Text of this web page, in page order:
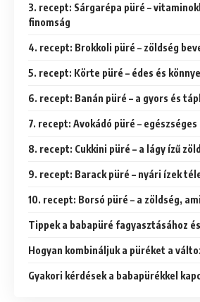
3. recept: Sárgarépa püré –
finomság
4. recept: Brokkoli püré – zöldség
5. recept: Körte püré – édes és
6. recept: Banán püré – a gyors és
7. recept: Avokádó püré –
8. recept: Cukkini püré – a lágy ízű
9. recept: Barack püré – nyári ízek
10. recept: Borsó püré – a zöldség,
Tippek a babapüré fagyasztásához
Hogyan kombináljuk a püréket a
Gyakori kérdések a babapürékkel